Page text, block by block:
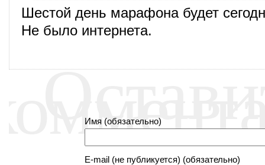
Шестой день марафона будет
Не было интернета.
Имя (обязательно)
E-mail (не публикуется) (обязательно)